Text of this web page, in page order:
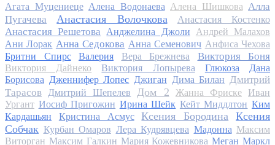
Агата Муцениеце Алена Водонаева Алена Шишкова Алла
Пугачева
Анастасия Волочкова Анастасия Костенко
Анастасия Решетова Анджелина Джоли
Андрей Малахов
Ани Лорак Анна Седокова Анна Семенович Анфиса Чехова
Бритни Спирс
Валерия Вера Брежнева Виктория Боня
Виктория Дайнеко Виктория Лопырева Глюкоза
Дана
Борисова Дженнифер Лопес Джиган Дима Билан Дмитрий
Тарасов
Дмитрий Шепелев Дом 2 Жанна Фриске
Иван
Ургант Иосиф Пригожин Ирина Шейк Кейт Миддлтон Ким
Кардашьян
Кристина Асмус Ксения Бородина
Ксения
Собчак Курбан Омаров Лера Кудрявцева Мадонна Максим
Виторган Максим Галкин Мария Кожевникова Меган Маркл